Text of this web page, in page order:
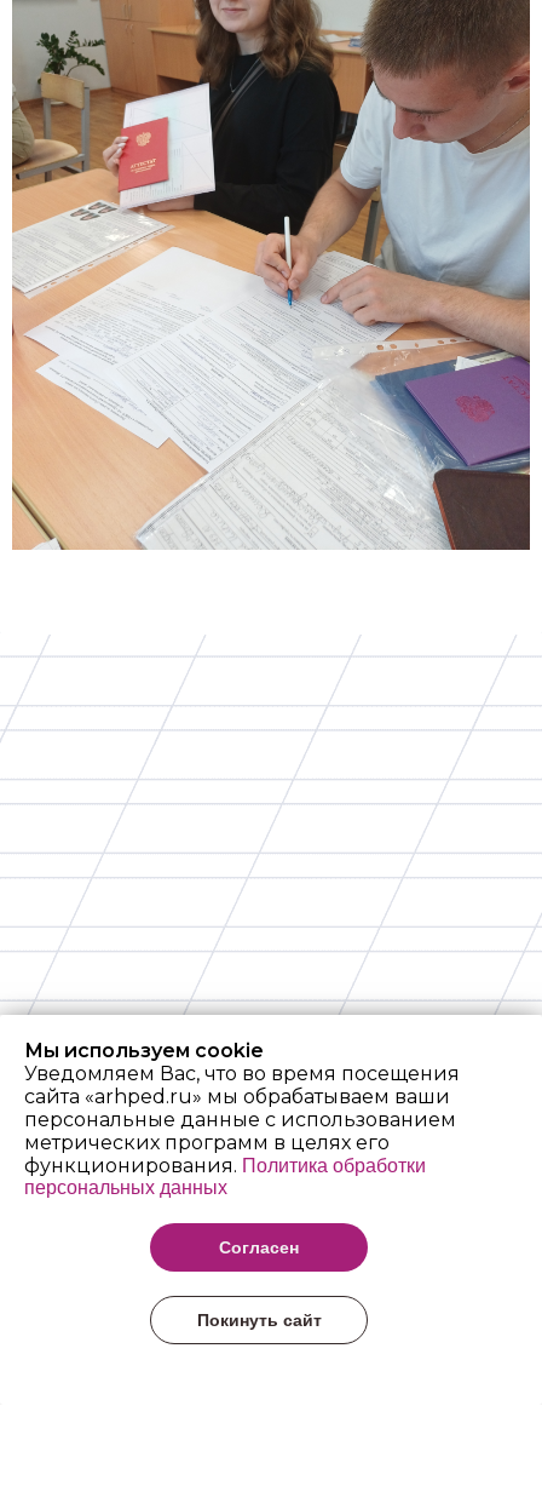
Архангельский
педагогический
колледж имени Р.Е.
Шаниной
Мы используем cookie
Уведомляем Вас, что во время посещения
сайта «arhped.ru» мы обрабатываем ваши
персональные данные с использованием
метрических программ в целях его
функционирования. Политика обработки
персональных данных
Согласен
Покинуть сайт